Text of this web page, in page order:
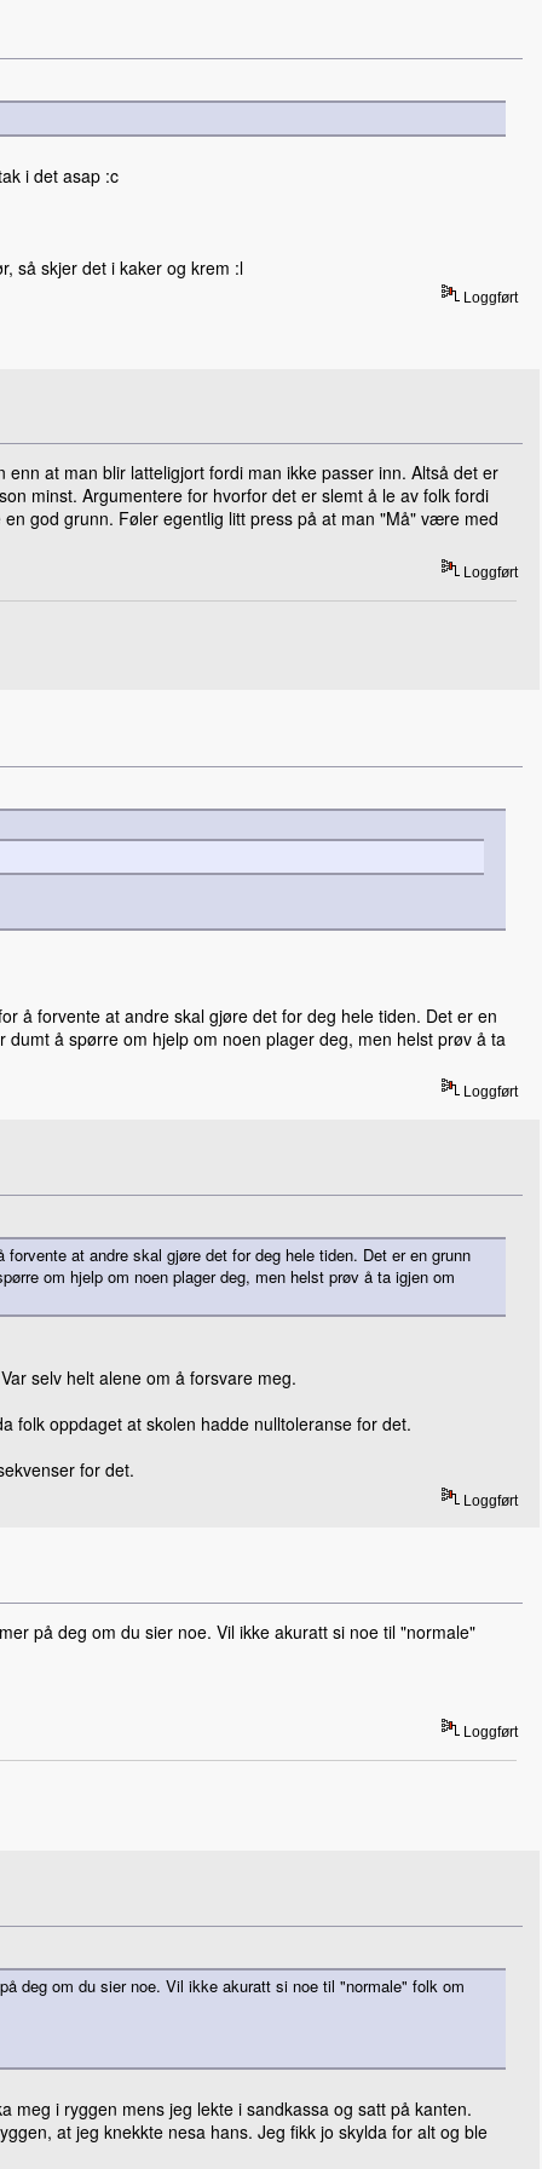
i det asap :c
så skjer det i kaker og krem :l
Loggført
at man blir latteligjort fordi man ikke passer inn. Altså det er
minst. Argumentere for hvorfor det er slemt å le av folk fordi
god grunn. Føler egentlig litt press på at man "Må" være med
Loggført
å forvente at andre skal gjøre det for deg hele tiden. Det er en
å spørre om hjelp om noen plager deg, men helst prøv å ta
Loggført
at andre skal gjøre det for deg hele tiden. Det er en grunn
om hjelp om noen plager deg, men helst prøv å ta igjen om
selv helt alene om å forsvare meg.
folk oppdaget at skolen hadde nulltoleranse for det.
for det.
Loggført
på deg om du sier noe. Vil ikke akuratt si noe til "normale"
Loggført
deg om du sier noe. Vil ikke akuratt si noe til "normale" folk om
meg i ryggen mens jeg lekte i sandkassa og satt på kanten.
at jeg knekkte nesa hans. Jeg fikk jo skylda for alt og ble